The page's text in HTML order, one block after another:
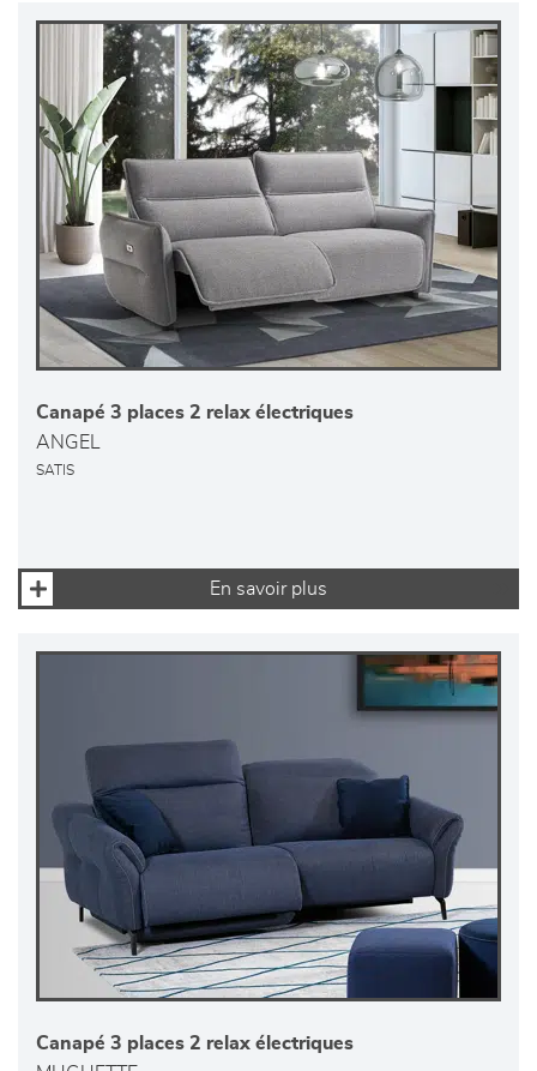
Canapé 3 places 2 relax électriques
ANGEL
SATIS
En savoir plus
Canapé 3 places 2 relax électriques